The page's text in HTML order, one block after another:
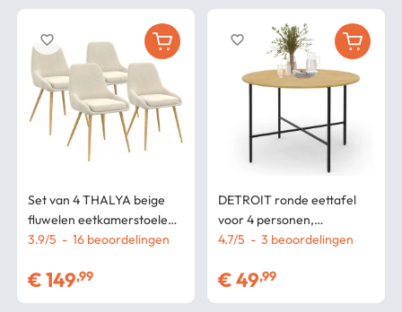
Set van 4 THALYA beige
fluwelen eetkamerstoelen
met houteffect poten en
3.9/5 - 16 beoordelingen
€149,99
favorite_border
DETROIT ronde eettafel
voor 4 personen,
industrieel ontwerp 110 cm
4.7/5 - 3 beoordelingen
€49,99
favorite_border